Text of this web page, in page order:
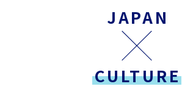
JAPAN
CULTURE